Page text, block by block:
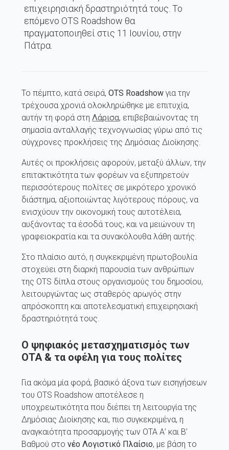
επιχειρησιακή δραστηριότητά τους. Το
επόμενο OTS Roadshow θα
πραγματοποιηθεί στις 11 Ιουνίου, στην
Πάτρα.
Το πέμπτο, κατά σειρά,OTS Roadshow για την
τρέχουσα χρονιά ολοκληρώθηκε με επιτυχία,
αυτήν τη φορά στηΛάρισα, επιβεβαιώνοντας τη
σημασία ανταλλαγής τεχνογνωσίας γύρω από τις
σύγχρονες προκλήσεις της Δημόσιας Διοίκησης.
Αυτές οι προκλήσεις αφορούν, μεταξύ άλλων, την
επιτακτικότητα των φορέων να εξυπηρετούν
περισσότερους πολίτες σε μικρότερο χρονικό
διάστημα, αξιοποιώντας λιγότερους πόρους, να
ενισχύουν την οικονομική τους αυτοτέλεια,
αυξάνοντας τα έσοδά τους, και να μειώνουν τη
γραφειοκρατία και τα συνακόλουθα λάθη αυτής.
Στο πλαίσιο αυτό, η συγκεκριμένη πρωτοβουλία
στοχεύει στη διαρκή παρουσία των ανθρώπων
της OTS δίπλα στους οργανισμούς του δημοσίου,
λειτουργώντας ως σταθερός αρωγός στην
απρόσκοπτη και αποτελεσματική επιχειρησιακή
δραστηριότητά τους.
O ψηφιακός μετασχηματισμός των
ΟΤΑ & τα οφέλη για τους πολίτες
Για ακόμα μία φορά, βασικό άξονα των εισηγήσεων
του OTS Roadshow αποτέλεσε η
υποχρεωτικότητα που διέπει τη λειτουργία της
Δημόσιας Διοίκησης και, πιο συγκεκριμένα, η
αναγκαιότητα προσαρμογής των ΟΤΑ Α’ και Β’
Βαθμού στονέο Λογιστικό Πλαίσιο, με βάση το